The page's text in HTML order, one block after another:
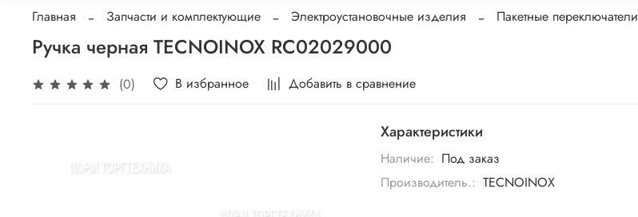
Главная Запчасти и комплектующие Электроустановочные изделия Пакетные переключатели
Ручка черная TECNOINOX RC02029000
(0) В избранное Добавить в сравнение
Характеристики
Наличие: Под заказ
Производитель.: TECNOINOX